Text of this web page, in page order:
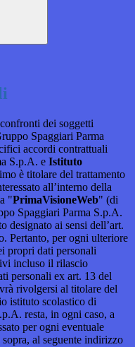
dei soggetti
Spaggiari Parma
accordi contrattuali
S.p.A. e Istituto
è titolare del trattamento
all’interno della
"PrimaVisioneWeb" (di
Spaggiari Parma S.p.A.
designato ai sensi dell’art.
Pertanto, per ogni ulteriore
propri dati personali
incluso il rilascio
personali ex art. 13 del
rivolgersi al titolare del
istituto scolastico di
resta, in ogni caso, a
per ogni eventuale
al seguente indirizzo